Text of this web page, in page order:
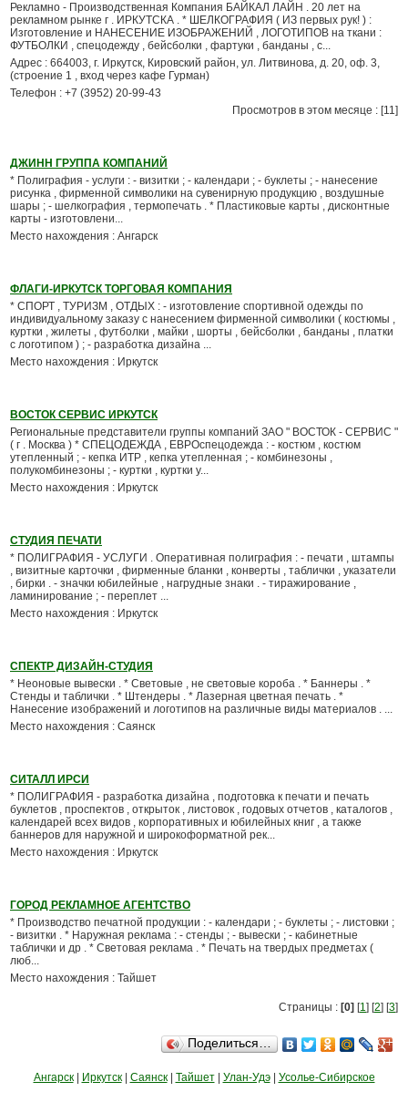
Рекламно - Производственная Компания БАЙКАЛ ЛАЙН . 20 лет на
рекламном рынке г . ИРКУТСКА . * ШЕЛКОГРАФИЯ ( ИЗ первых рук! ) :
Изготовление и НАНЕСЕНИЕ ИЗОБРАЖЕНИЙ , ЛОГОТИПОВ на ткани :
ФУТБОЛКИ , спецодежду , бейсболки , фартуки , банданы , с...
Адрес : 664003, г. Иркутск, Кировский район, ул. Литвинова, д. 20, оф. 3,
(строение 1 , вход через кафе Гурман)
Телефон : +7 (3952) 20-99-43
Просмотров в этом месяце : [11]
ДЖИНН ГРУППА КОМПАНИЙ
* Полиграфия - услуги : - визитки ; - календари ; - буклеты ; - нанесение
рисунка , фирменной символики на сувенирную продукцию , воздушные
шары ; - шелкография , термопечать . * Пластиковые карты , дисконтные
карты - изготовлени...
Место нахождения : Ангарск
ФЛАГИ-ИРКУТСК ТОРГОВАЯ КОМПАНИЯ
* СПОРТ , ТУРИЗМ , ОТДЫХ : - изготовление спортивной одежды по
индивидуальному заказу с нанесением фирменной символики ( костюмы ,
куртки , жилеты , футболки , майки , шорты , бейсболки , банданы , платки
с логотипом ) ; - разработка дизайна ...
Место нахождения : Иркутск
ВОСТОК СЕРВИС ИРКУТСК
Региональные представители группы компаний ЗАО " ВОСТОК - СЕРВИС "
( г . Москва ) * СПЕЦОДЕЖДА , ЕВРОспецодежда : - костюм , костюм
утепленный ; - кепка ИТР , кепка утепленная ; - комбинезоны ,
полукомбинезоны ; - куртки , куртки у...
Место нахождения : Иркутск
СТУДИЯ ПЕЧАТИ
* ПОЛИГРАФИЯ - УСЛУГИ . Оперативная полиграфия : - печати , штампы
, визитные карточки , фирменные бланки , конверты , таблички , указатели
, бирки . - значки юбилейные , нагрудные знаки . - тиражирование ,
ламинирование ; - переплет ...
Место нахождения : Иркутск
СПЕКТР ДИЗАЙН-СТУДИЯ
* Неоновые вывески . * Световые , не световые короба . * Баннеры . *
Стенды и таблички . * Штендеры . * Лазерная цветная печать . *
Нанесение изображений и логотипов на различные виды материалов . ...
Место нахождения : Саянск
СИТАЛЛ ИРСИ
* ПОЛИГРАФИЯ - разработка дизайна , подготовка к печати и печать
буклетов , проспектов , открыток , листовок , годовых отчетов , каталогов ,
календарей всех видов , корпоративных и юбилейных книг , а также
баннеров для наружной и широкоформатной рек...
Место нахождения : Иркутск
ГОРОД РЕКЛАМНОЕ АГЕНТСТВО
* Производство печатной продукции : - календари ; - буклеты ; - листовки ;
- визитки . * Наружная реклама : - стенды ; - вывески ; - кабинетные
таблички и др . * Световая реклама . * Печать на твердых предметах (
люб...
Место нахождения : Тайшет
Страницы : [0] [1] [2] [3]
Поделиться…
Ангарск| Иркутск| Саянск| Тайшет| Улан-Удэ| Усолье-Сибирское